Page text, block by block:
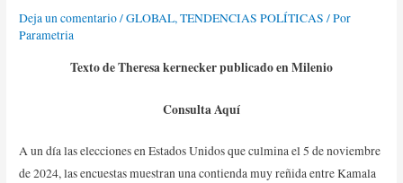
Deja un comentario/GLOBAL,TENDENCIAS POLÍTICAS / Por
Parametria
Texto de Theresa kernecker publicado en Milenio
ConsultaAquí
A un día las elecciones en Estados Unidos que culmina el 5 de noviembre
de 2024, las encuestas muestran una contienda muy reñida entre Kamala